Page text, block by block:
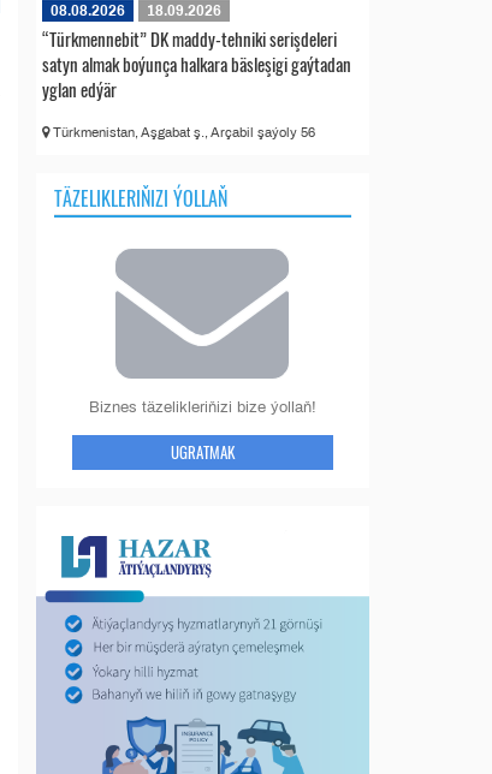
08.08.2026 18.09.2026
“Türkmennebit” DK maddy-tehniki serişdeleri
satyn almak boýunça halkara bäsleşigi gaýtadan
yglan edýär
Türkmenistan, Aşgabat ş., Arçabil şaýoly 56
TÄZELIKLERIŇIZI ÝOLLAŇ
Biznes täzelikleriňizi bize ýollaň!
UGRATMAK